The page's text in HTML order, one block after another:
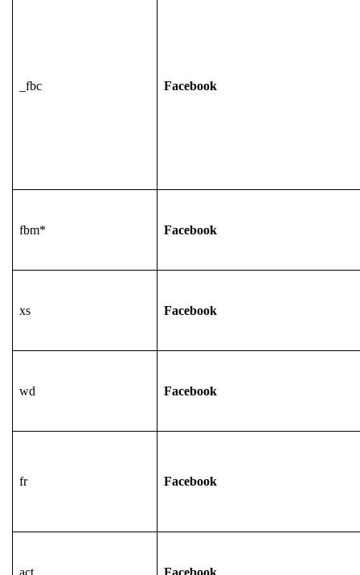
_fbc Facebook
fbm* Facebook
xs Facebook
wd Facebook
fr Facebook